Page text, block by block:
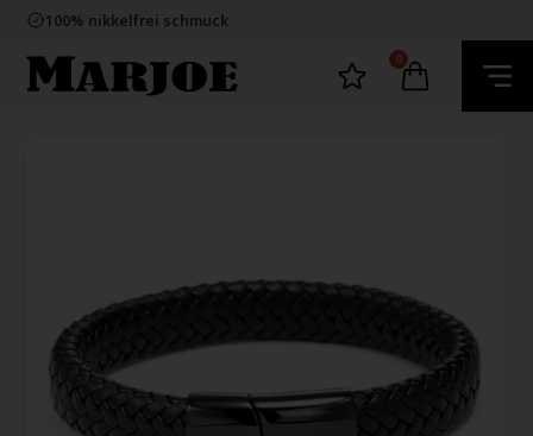
100% nikkelfrei schmuck
60 Tage Rückgabe
E-mark webshop
100% nikkelfrei schmuck
0